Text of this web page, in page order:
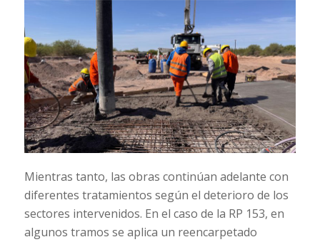
Mientras tanto, las obras continúan adelante con
diferentes tratamientos según el deterioro de los
sectores intervenidos. En el caso de la RP 153, en
algunos tramos se aplica un reencarpetado